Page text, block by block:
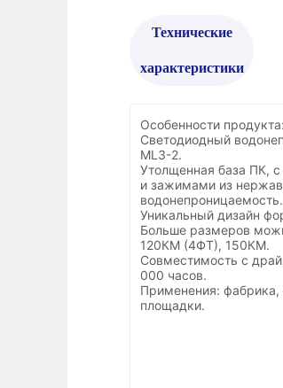
Технические
характеристики
Особенности продукта:
Светодиодный
ML3-2.
Утолщенная база ПК,
и зажимами из
водонепроницаемость.
Уникальный дизайн
Больше размеров
120КМ (4ФТ), 150КМ.
Совместимость с
000 часов.
Применения: фабрика,
площадки.